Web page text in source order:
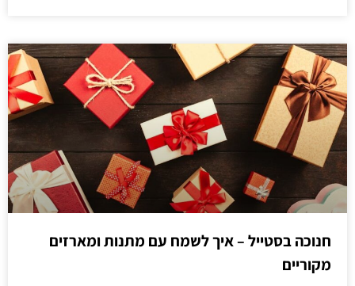
חנוכה בסטייל – איך לשמח עם מתנות ומארזים
מקוריים